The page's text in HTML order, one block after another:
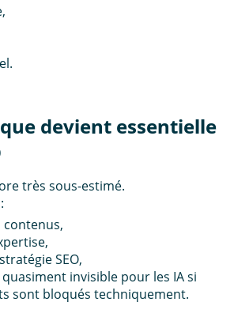
devient essentielle
très sous-estimé.
contenus,
SEO,
invisible pour les IA si
sont bloqués techniquement.